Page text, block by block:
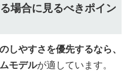
場合に見るべきポイン
しやすさを優先するなら、
モデルが適しています。